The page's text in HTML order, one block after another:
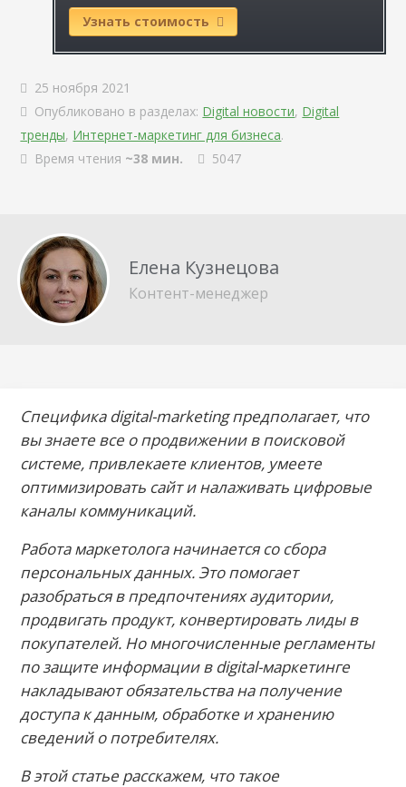
Узнать стоимость
25 ноября 2021
Опубликовано в разделах: Digital новости, Digital
тренды, Интернет-маркетинг для бизнеса.
Время чтения ~38 мин. 5047
Елена Кузнецова
Контент-менеджер
Специфика digital-marketing предполагает, что
вы знаете все о продвижении в поисковой
системе, привлекаете клиентов, умеете
оптимизировать сайт и налаживать цифровые
каналы коммуникаций.
Работа маркетолога начинается со сбора
персональных данных. Это помогает
разобраться в предпочтениях аудитории,
продвигать продукт, конвертировать лиды в
покупателей. Но многочисленные регламенты
по защите информации в digital-маркетинге
накладывают обязательства на получение
доступа к данным, обработке и хранению
сведений о потребителях.
В этой статье расскажем, что такое